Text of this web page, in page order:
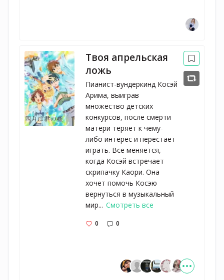
Твоя апрельская
ложь
Пианист-вундеркинд Косэй
Арима, выиграв
множество детских
конкурсов, после смерти
матери теряет к чему-
либо интерес и перестает
играть. Все меняется,
когда Косэй встречает
скрипачку Каори. Она
хочет помочь Косэю
вернуться в музыкальный
мир... Смотреть все
0 0